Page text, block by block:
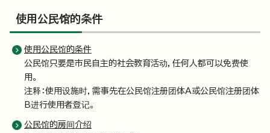
使用公民馆的条件
使用公民馆的条件
公民馆只要是市民自主的社会教育活动，任何人都可以免费使
用。
注释：使用设施时，需事先在公民馆注册团体A或公民馆注册团体
B进行使用者登记。
公民馆的房间介绍